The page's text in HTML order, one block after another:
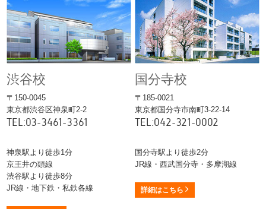
渋谷校
〒150-0045
東京都渋谷区神泉町2-2
TEL:03-3461-3361
神泉駅より徒歩1分
京王井の頭線
渋谷駅より徒歩8分
JR線・地下鉄・私鉄各線
国分寺校
〒185-0021
東京都国分寺市南町3-22-14
TEL:042-321-0002
国分寺駅より徒歩2分
JR線・西武国分寺・多摩湖線
詳細はこちら